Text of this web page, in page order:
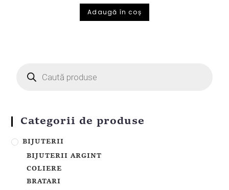
Adaugă în coș
Categorii de produse
BIJUTERII
BIJUTERII ARGINT
COLIERE
BRATARI